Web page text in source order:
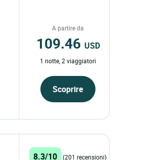
A partire da
109.46 USD
1 notte, 2 viaggiatori
Scoprire
8.3/10 (201 recensioni)